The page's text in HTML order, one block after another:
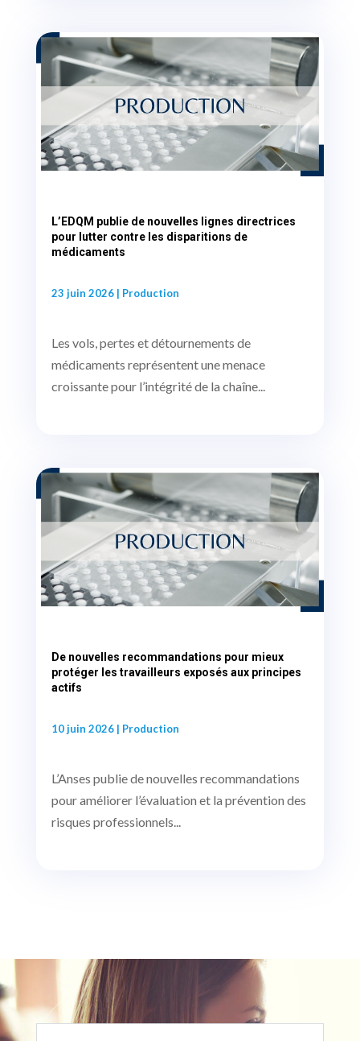
L’EDQM publie de nouvelles lignes directrices
pour lutter contre les disparitions de
médicaments
23 juin 2026| Production
Les vols, pertes et détournements de
médicaments représentent une menace
croissante pour l’intégrité de la chaîne...
De nouvelles recommandations pour mieux
protéger les travailleurs exposés aux principes
actifs
10 juin 2026| Production
L’Anses publie de nouvelles recommandations
pour améliorer l’évaluation et la prévention des
risques professionnels...